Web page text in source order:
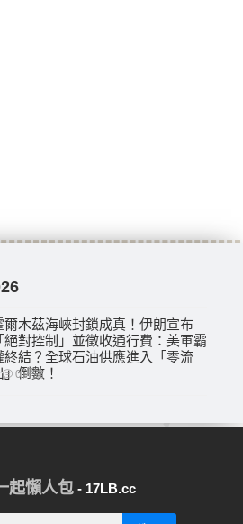
爾木茲海峽封鎖成真！伊朗宣布
絕對控制」並徵收通行費：美軍霸
終結？全球石油供應進入「零流
」倒數！
0評論
起懶人包 - 17LB.cc